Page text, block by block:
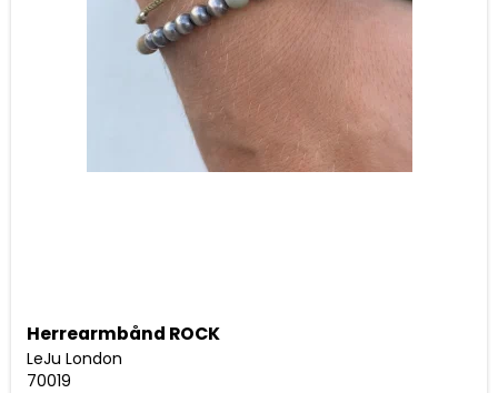
Herrearmbånd ROCK
LeJu London
70019